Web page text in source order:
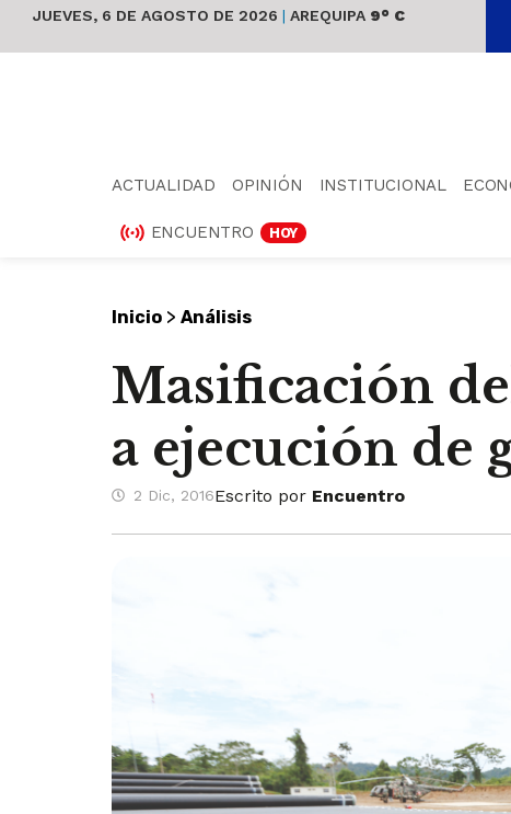
JUEVES, 6 DE AGOSTO DE 2026 | AREQUIPA 9° C
ACTUALIDAD OPINIÓN INSTITUCIONAL
ENCUENTRO HOY
Inicio > Análisis
Masificación
a ejecución de
2 Dic, 2016Escrito por Encuentro